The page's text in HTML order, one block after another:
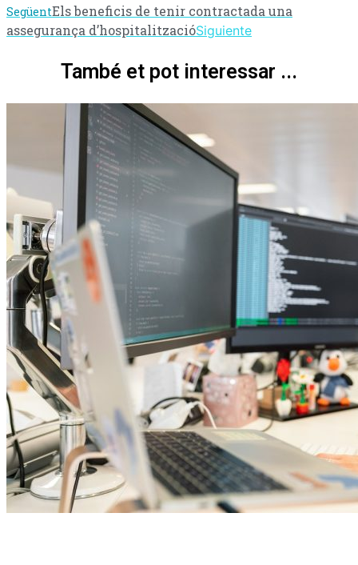
SegüentEls beneficis de tenir contractada una
assegurança d’hospitalitzacióSiguiente
També et pot interessar ...